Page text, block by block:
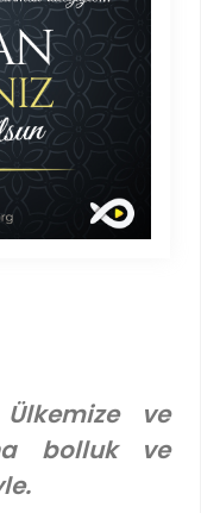
Ülkemize ve
bolluk ve